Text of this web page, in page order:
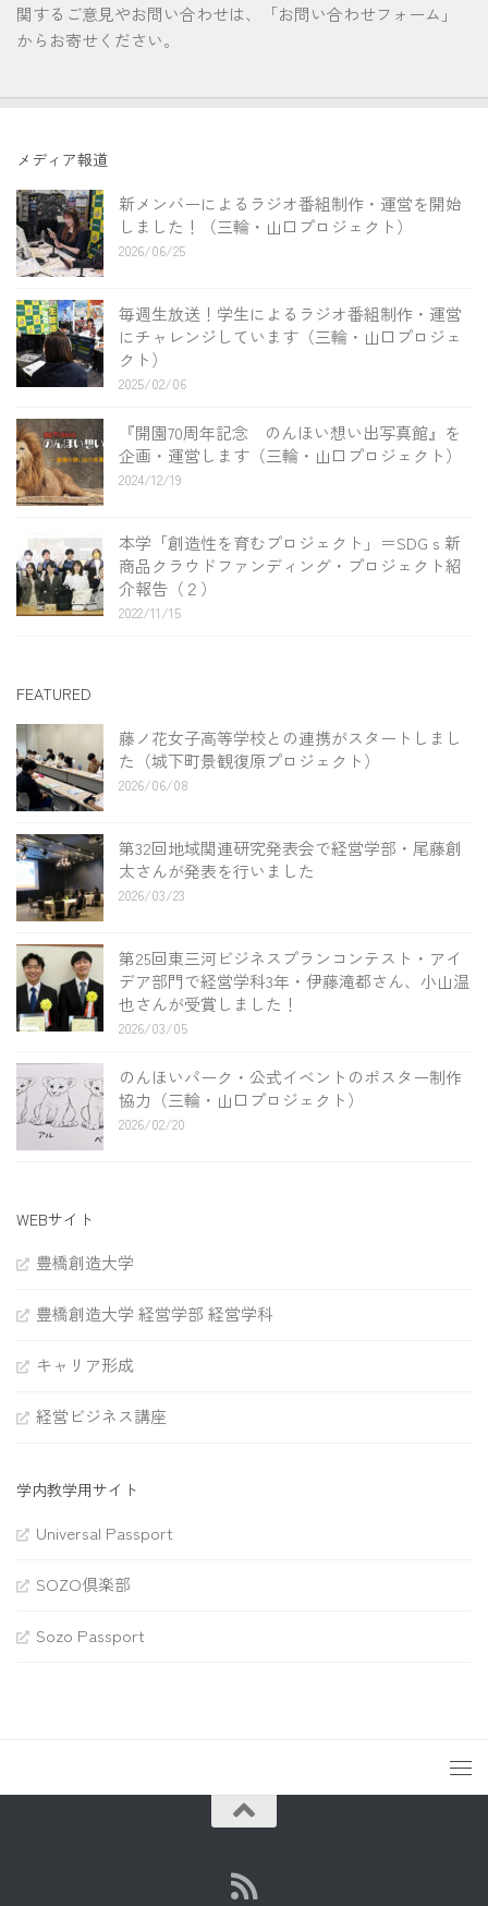
関するご意見やお問い合わせは、「お問い合わせフォーム」
からお寄せください。
メディア報道
新メンバーによるラジオ番組制作・運営を開始
しました！（三輪・山口プロジェクト）
2026/06/25
毎週生放送！学生によるラジオ番組制作・運営
にチャレンジしています（三輪・山口プロジェ
クト）
2025/02/06
『開園70周年記念 のんほい想い出写真館』を
企画・運営します（三輪・山口プロジェクト）
2024/12/19
本学「創造性を育むプロジェクト」＝SDGｓ新
商品クラウドファンディング・プロジェクト紹
介報告（２）
2022/11/15
FEATURED
藤ノ花女子高等学校との連携がスタートしまし
た（城下町景観復原プロジェクト）
2026/06/08
第32回地域関連研究発表会で経営学部・尾藤創
太さんが発表を行いました
2026/03/23
第25回東三河ビジネスプランコンテスト・アイ
デア部門で経営学科3年・伊藤滝都さん、小山温
也さんが受賞しました！
2026/03/05
のんほいパーク・公式イベントのポスター制作
協力（三輪・山口プロジェクト）
2026/02/20
WEBサイト
豊橋創造大学
豊橋創造大学 経営学部 経営学科
キャリア形成
経営ビジネス講座
学内教学用サイト
Universal Passport
SOZO倶楽部
Sozo Passport